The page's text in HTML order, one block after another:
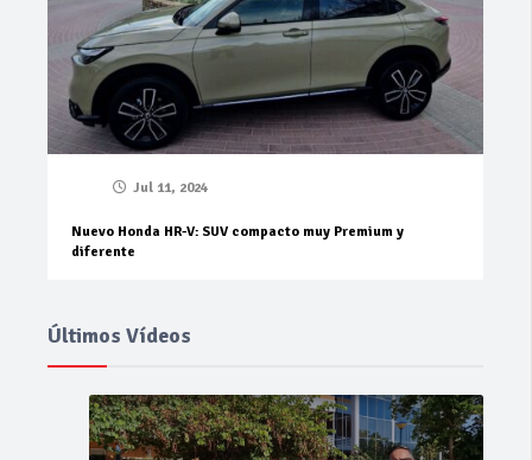
Jul 11, 2024
Nuevo Honda HR-V: SUV compacto muy Premium y
diferente
Últimos Vídeos